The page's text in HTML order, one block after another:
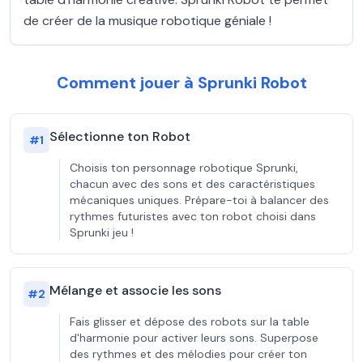
de créer de la musique robotique géniale !
Comment jouer à Sprunki Robot
#1 Sélectionne ton Robot
Choisis ton personnage robotique Sprunki,
chacun avec des sons et des caractéristiques
mécaniques uniques. Prépare-toi à balancer des
rythmes futuristes avec ton robot choisi dans
Sprunki jeu !
#2 Mélange et associe les sons
Fais glisser et dépose des robots sur la table
d'harmonie pour activer leurs sons. Superpose
des rythmes et des mélodies pour créer ton